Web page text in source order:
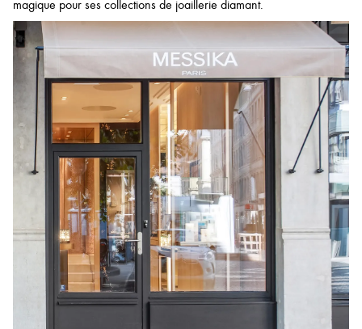
magique pour ses collections de joaillerie diamant.